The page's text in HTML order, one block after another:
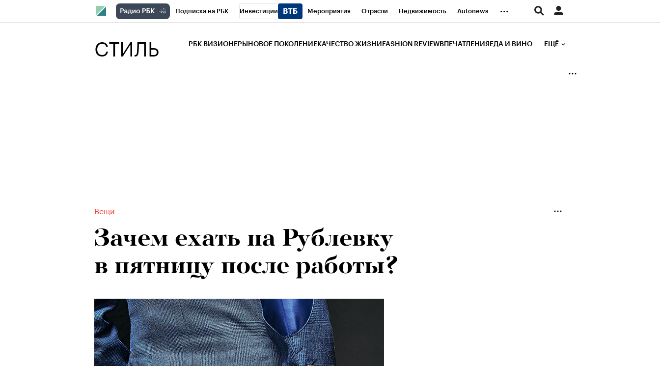
Подписка на РБК Инвестиции Мероприятия Отрасли Недвижимость Autonews ...
СТИЛЬ РБК ВИЗИОНЕРЫ НОВОЕ ПОКОЛЕНИЕ КАЧЕСТВО ЖИЗНИ FASHION REVIEW ВПЕЧАТЛЕНИЯ ЕДА И ВИНО ЕЩЁ
Вещи
Зачем ехать на Рублевку
в пятницу после работы?